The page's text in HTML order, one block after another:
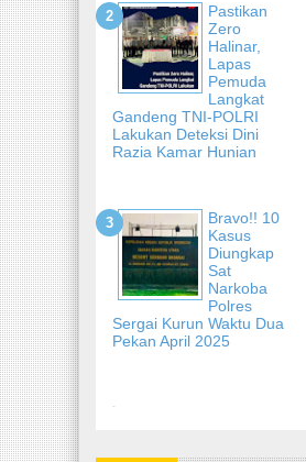
Pastikan
Zero
Halinar,
Lapas
Pemuda
Langkat
Gandeng TNI-POLRI
Lakukan Deteksi Dini
Razia Kamar Hunian
Bravo!! 10
Kasus
Diungkap
Sat
Narkoba
Polres
Sergai Kurun Waktu Dua
Pekan April 2025
-